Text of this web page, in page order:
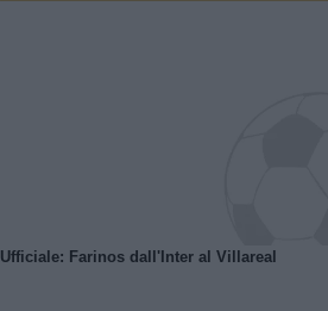
Ufficiale: Farinos dall'Inter al Villareal